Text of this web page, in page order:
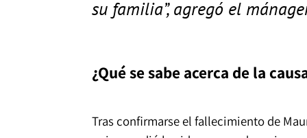
su familia”, agregó el
¿Qué se sabe acerca de la
Tras confirmarse el fallecimiento de